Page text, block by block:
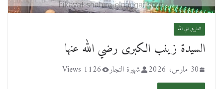
الطريق الي الله
السيدة زينب الكبرى رضي الله عنها
30 مارس، 2026 شهيرة النجار 1126 Views